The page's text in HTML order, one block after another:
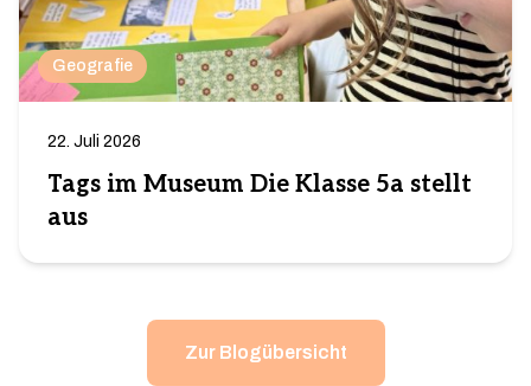
Geografie
22. Juli 2026
Tags im Museum Die Klasse 5a stellt
aus
Zur Blogübersicht